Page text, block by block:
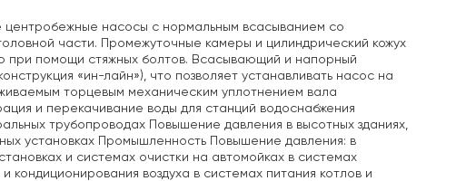
центробежные насосы с нормальным всасыванием со
части. Промежуточные камеры и цилиндрический кожух
при помощи стяжных болтов. Всасывающий и напорный
«ин-лайн»), что позволяет устанавливать насос на
торцевым механическим уплотнением вала
и перекачивание воды для станций водоснабжения
трубопроводах Повышение давления в высотных зданиях,
установках Промышленность Повышение давления: в
и системах очистки на автомойках в системах
воздуха в системах питания котлов и